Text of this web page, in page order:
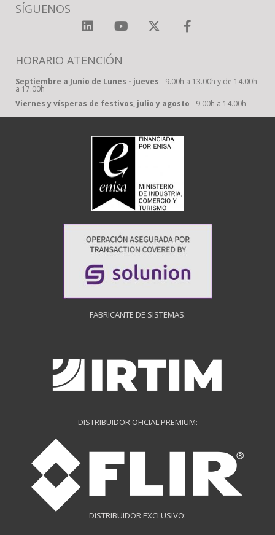
SÍGUENOS
HORARIO ATENCIÓN
Septiembre a Junio de Lunes - jueves - 9.00h a 13.00h y de 14.00h
a 17.00h
Viernes y vísperas de festivos, julio y agosto - 9.00h a 14.00h
FABRICANTE DE SISTEMAS:
DISTRIBUIDOR OFICIAL PREMIUM:
DISTRIBUIDOR EXCLUSIVO: